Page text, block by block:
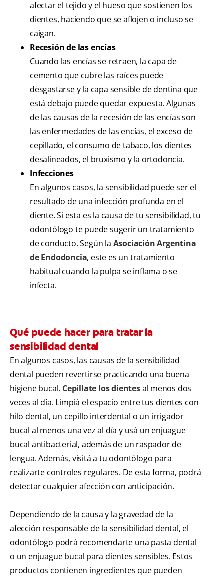
afectar el tejido y el hueso que sostienen los
dientes, haciendo que se aflojen o incluso se
caigan.
Recesión de las encías
Cuando las encías se retraen, la capa de
cemento que cubre las raíces puede
desgastarse y la capa sensible de dentina que
está debajo puede quedar expuesta. Algunas
de las causas de la recesión de las encías son
las enfermedades de las encías, el exceso de
cepillado, el consumo de tabaco, los dientes
desalineados, el bruxismo y la ortodoncia.
Infecciones
En algunos casos, la sensibilidad puede ser el
resultado de una infección profunda en el
diente. Si esta es la causa de tu sensibilidad, tu
odontólogo te puede sugerir un tratamiento
de conducto. Según la Asociación Argentina
de Endodoncia, este es un tratamiento
habitual cuando la pulpa se inflama o se
infecta.
Qué puede hacer para tratar la
sensibilidad dental
En algunos casos, las causas de la sensibilidad
dental pueden revertirse practicando una buena
higiene bucal. Cepillate los dientesal menos dos
veces al día. Limpiá el espacio entre tus dientes con
hilo dental, un cepillo interdental o un irrigador
bucal al menos una vez al día y usá un enjuague
bucal antibacterial, además de un raspador de
lengua. Además, visitá a tu odontólogo para
realizarte controles regulares. De esta forma, podrá
detectar cualquier afección con anticipación.
Dependiendo de la causa y la gravedad de la
afección responsable de la sensibilidad dental, el
odontólogo podrá recomendarte una pasta dental
o un enjuague bucal para dientes sensibles. Estos
productos contienen ingredientes que pueden